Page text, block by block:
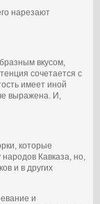
нарезают
вкусом,
сочетается с
имеет иной
выражена. И,
которые
Кавказа, но,
и в других
и